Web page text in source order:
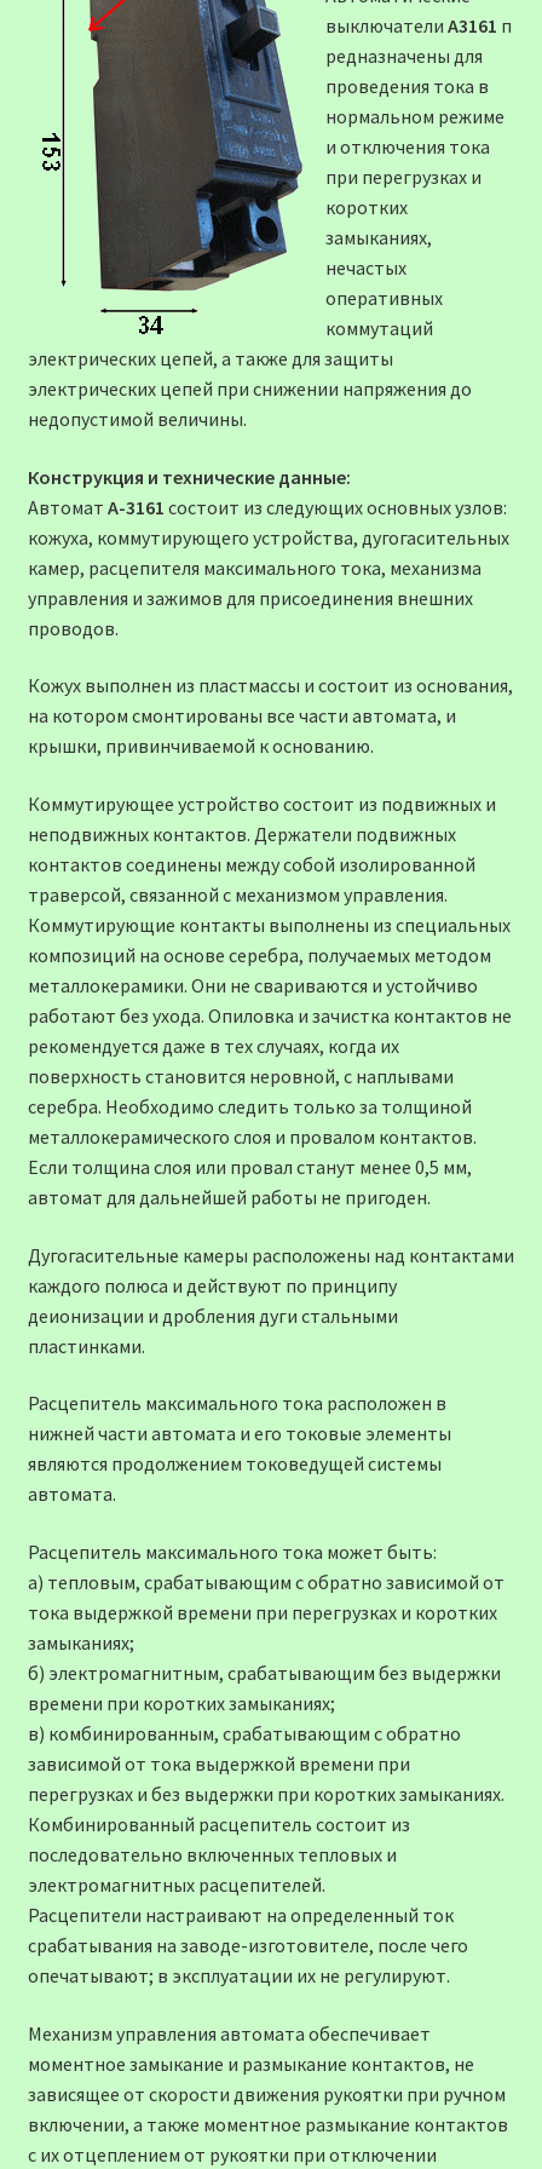
выключатели А3161 п
редназначены для
проведения тока в
нормальном режиме
и отключения тока
при перегрузках и
коротких
замыканиях,
нечастых
оперативных
коммутаций
электрических цепей, а также для защиты
электрических цепей при снижении напряжения до
недопустимой величины.
Конструкция и технические данные:
Автомат А-3161 состоит из следующих основных узлов:
кожуха, коммутирующего устройства, дугогасительных
камер, расцепителя максимального тока, механизма
управления и зажимов для присоединения внешних
проводов.
Кожух выполнен из пластмассы и состоит из основания,
на котором смонтированы все части автомата, и
крышки, привинчиваемой к основанию.
Коммутирующее устройство состоит из подвижных и
неподвижных контактов. Держатели подвижных
контактов соединены между собой изолированной
траверсой, связанной с механизмом управления.
Коммутирующие контакты выполнены из специальных
композиций на основе серебра, получаемых методом
металлокерамики. Они не свариваются и устойчиво
работают без ухода. Опиловка и зачистка контактов не
рекомендуется даже в тех случаях, когда их
поверхность становится неровной, с наплывами
серебра. Необходимо следить только за толщиной
металлокерамического слоя и провалом контактов.
Если толщина слоя или провал станут менее 0,5 мм,
автомат для дальнейшей работы не пригоден.
Дугогасительные камеры расположены над контактами
каждого полюса и действуют по принципу
деионизации и дробления дуги стальными
пластинками.
Расцепитель максимального тока расположен в
нижней части автомата и его токовые элементы
являются продолжением токоведущей системы
автомата.
Расцепитель максимального тока может быть:
а) тепловым, срабатывающим с обратно зависимой от
тока выдержкой времени при перегрузках и коротких
замыканиях;
б) электромагнитным, срабатывающим без выдержки
времени при коротких замыканиях;
в) комбинированным, срабатывающим с обратно
зависимой от тока выдержкой времени при
перегрузках и без выдержки при коротких замыканиях.
Комбинированный расцепитель состоит из
последовательно включенных тепловых и
электромагнитных расцепителей.
Расцепители настраивают на определенный ток
срабатывания на заводе-изготовителе, после чего
опечатывают; в эксплуатации их не регулируют.
Механизм управления автомата обеспечивает
моментное замыкание и размыкание контактов, не
зависящее от скорости движения рукоятки при ручном
включении, а также моментное размыкание контактов
с их отцеплением от рукоятки при отключении